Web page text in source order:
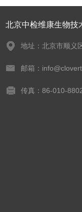
北京中检维康生物技
地址：北京市顺义
邮箱：
传真：86-010-